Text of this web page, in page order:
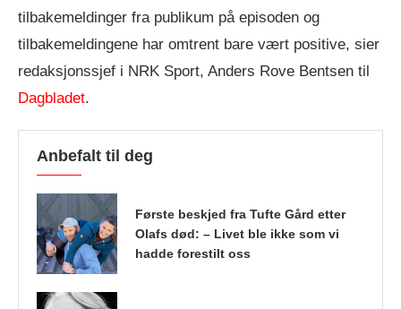
tilbakemeldinger fra publikum på episoden og
tilbakemeldingene har omtrent bare vært positive, sier
redaksjonssjef i NRK Sport, Anders Rove Bentsen til
Dagbladet.
Anbefalt til deg
Første beskjed fra Tufte Gård etter
Olafs død: – Livet ble ikke som vi
hadde forestilt oss